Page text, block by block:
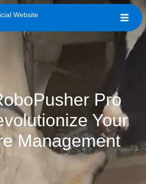
Pro
Your
Management